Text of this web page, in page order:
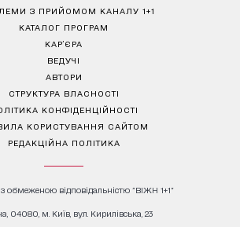
З ПРИЙОМОМ КАНАЛУ 1+1
КАТАЛОГ ПРОГРАМ
КАР’ЄРА
ВЕДУЧІ
АВТОРИ
СТРУКТУРА ВЛАСНОСТІ
КОНФІДЕНЦІЙНОСТІ
КОРИСТУВАННЯ САЙТОМ
РЕДАКЦІЙНА ПОЛІТИКА
з обмеженою відповідальністю "ВІЖН 1+1"
04080, м. Київ, вул. Кирилівська, 23